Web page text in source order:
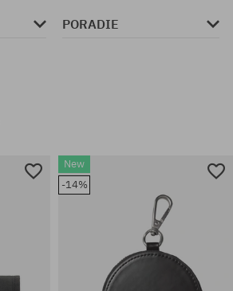
PORADIE
New
-14%